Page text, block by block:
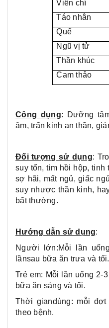
Viễn chí
Táo nhân
Quế
Ngũ vị tử
Thần khúc
Cam thảo
Công dụng: Dưỡng
âm, trấn kinh an thần,
Đối tượng sử dụng:
suy tổn, tim hồi hộp, tinh
sợ hãi, mất ngủ, giấc
suy nhược thần kinh,
bất thường.
Hướng dẫn sử dụng:
Người lớn:Mỗi lần
lầnsau bữa ăn trưa và tối.
Trẻ em: Mỗi lần uống 2-
bữa ăn sáng và tối.
Thời giandùng: mỗi
theo bệnh.